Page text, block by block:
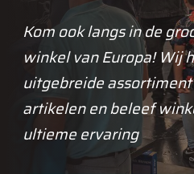
Kom ook langs in de
winkel van Europa! Wij
uitgebreide
artikelen en beleef
ultieme ervaring